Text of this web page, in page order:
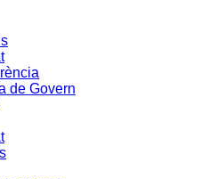
de Govern